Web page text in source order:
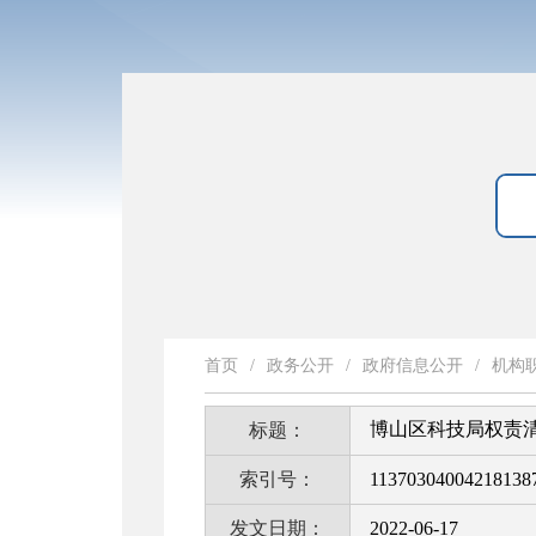
首页 / 政务公开 / 政府信息公开 / 机构
标题： 博山区科技局权责
索引号：
发文日期： 2022-06-17